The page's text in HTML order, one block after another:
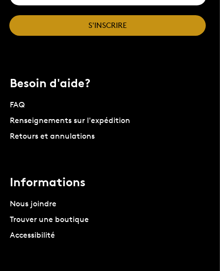
S'INSCRIRE
Besoin d'aide?
FAQ
Renseignements sur l'expédition
Retours et annulations
Informations
Nous joindre
Trouver une boutique
Accessibilité